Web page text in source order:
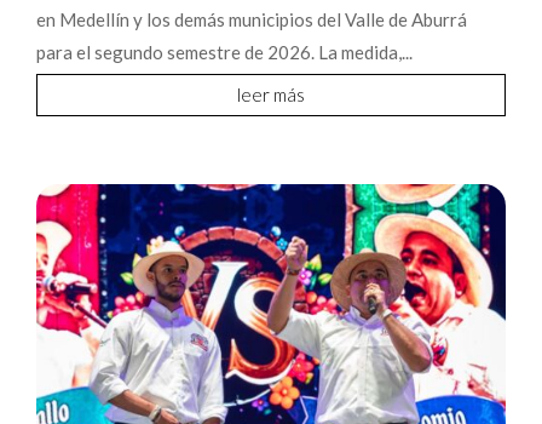
en Medellín y los demás municipios del Valle de Aburrá
para el segundo semestre de 2026. La medida,...
leer más